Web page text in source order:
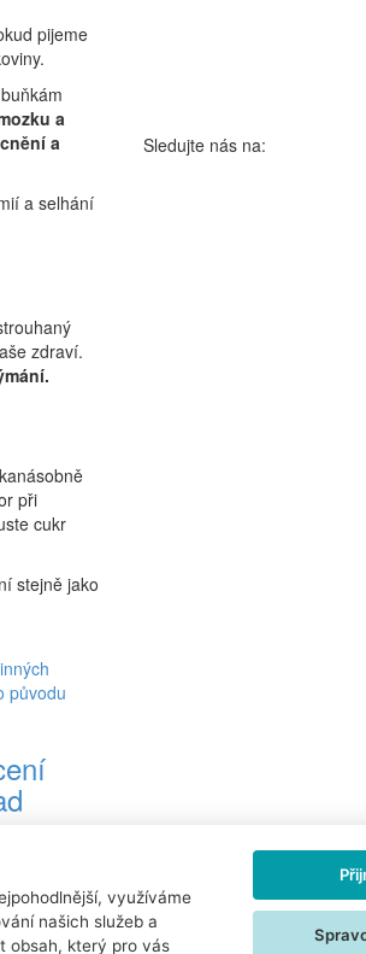
pijeme
a
a
a selhání
zdraví.
při
cukr
stejně jako
Sledujte nás na:
Uživatelské podmínky
Informace o zpracování osobních
využíváme
našich služeb a
obsah, který pro vás